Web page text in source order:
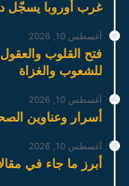
غرب أوروبا يسجّل
أغسطس 10, 2026
فتح القلوب
للشعوب والغزاة
أغسطس 10, 2026
أسرار وعناوين
أغسطس 10, 2026
أبرز ما جاء في